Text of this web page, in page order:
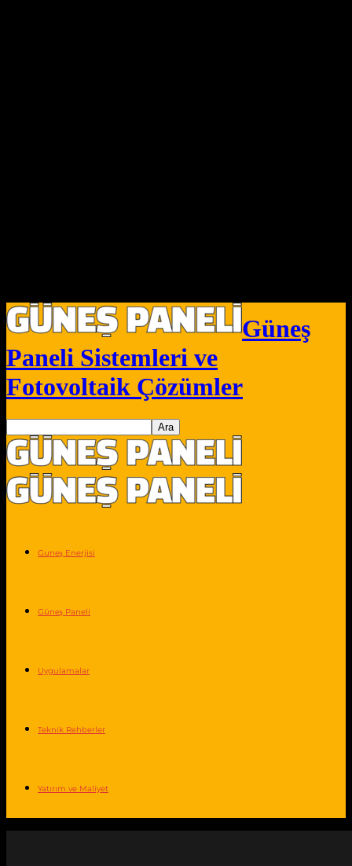
Güneş
Paneli Sistemleri ve
Fotovoltaik Çözümler
Guneş Enerjisi
Güneş Paneli
Uygulamalar
Teknik Rehberler
Yatırım ve Maliyet